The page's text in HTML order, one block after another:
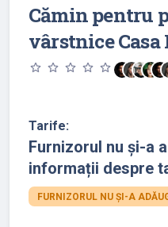
Cămin pentru
vârstnice
star_outline star_outline star_outline star_outline star_outline
Tarife:
Furnizorul nu și-a
informații despre
FURNIZORUL NU ȘI-A